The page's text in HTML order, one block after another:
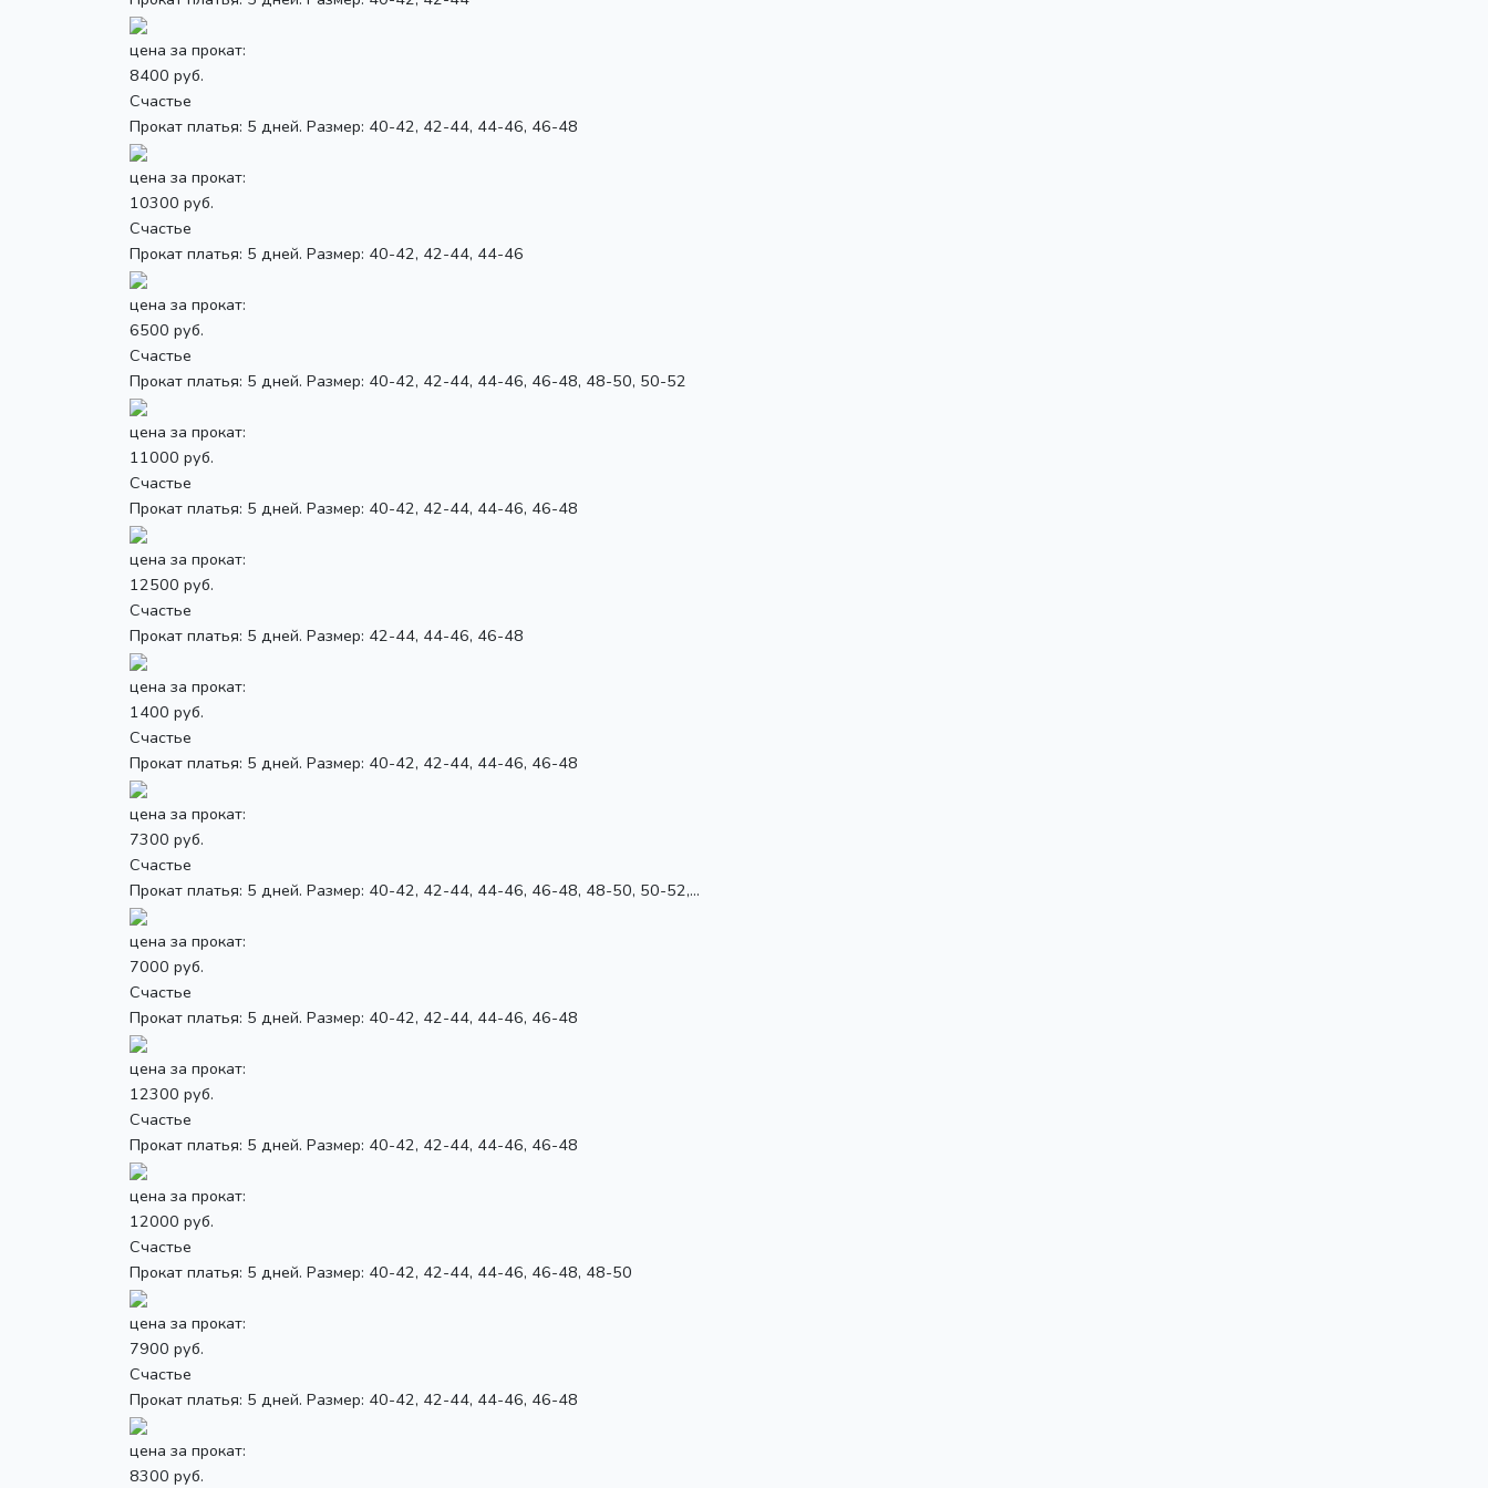
цена за прокат:
8400 руб.
Счастье
Прокат платья: 5 дней. Размер: 40-42, 42-44, 44-46, 46-48
цена за прокат:
10300 руб.
Счастье
Прокат платья: 5 дней. Размер: 40-42, 42-44, 44-46
цена за прокат:
6500 руб.
Счастье
Прокат платья: 5 дней. Размер: 40-42, 42-44, 44-46, 46-48, 48-50, 50-52
цена за прокат:
11000 руб.
Счастье
Прокат платья: 5 дней. Размер: 40-42, 42-44, 44-46, 46-48
цена за прокат:
12500 руб.
Счастье
Прокат платья: 5 дней. Размер: 42-44, 44-46, 46-48
цена за прокат:
1400 руб.
Счастье
Прокат платья: 5 дней. Размер: 40-42, 42-44, 44-46, 46-48
цена за прокат:
7300 руб.
Счастье
Прокат платья: 5 дней. Размер: 40-42, 42-44, 44-46, 46-48, 48-50, 50-52,...
цена за прокат:
7000 руб.
Счастье
Прокат платья: 5 дней. Размер: 40-42, 42-44, 44-46, 46-48
цена за прокат:
12300 руб.
Счастье
Прокат платья: 5 дней. Размер: 40-42, 42-44, 44-46, 46-48
цена за прокат:
12000 руб.
Счастье
Прокат платья: 5 дней. Размер: 40-42, 42-44, 44-46, 46-48, 48-50
цена за прокат:
7900 руб.
Счастье
Прокат платья: 5 дней. Размер: 40-42, 42-44, 44-46, 46-48
цена за прокат:
8300 руб.